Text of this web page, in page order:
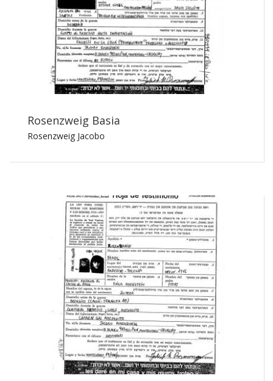
Rosenzweig Basia
Rosenzweig Jacobo